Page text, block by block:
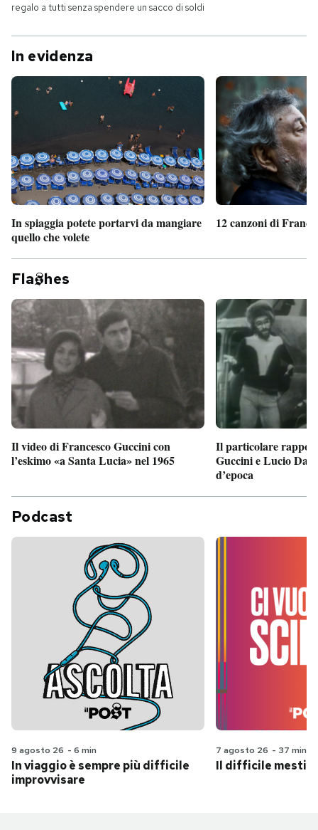
regalo a tutti senza spendere un sacco di soldi
In evidenza
In spiaggia potete portarvi da mangiare
quello che volete
12 canzoni di
Fla hes
Il video di Francesco Guccini con
l’eskimo «a Santa Lucia» nel 1965
Il particolare
Guccini e Lucio
d’epoca
Podcast
9 agosto 26 - 6 min
In viaggio è sempre più difficile
improvvisare
7 agosto 26 - 37 min
Il difficile